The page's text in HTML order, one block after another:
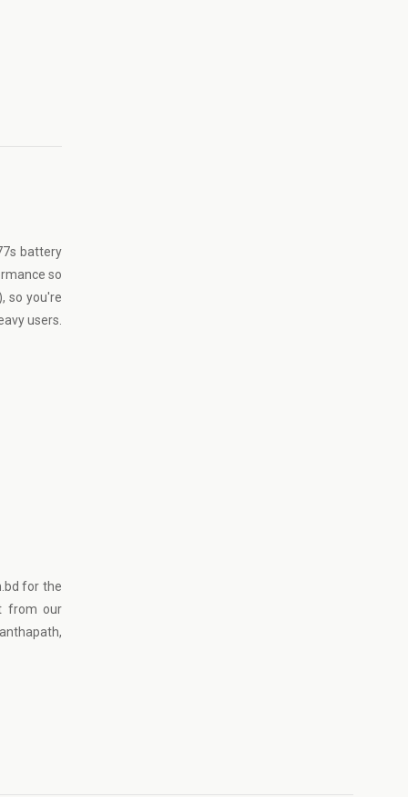
battery
so
so you're
users.
for the
from our